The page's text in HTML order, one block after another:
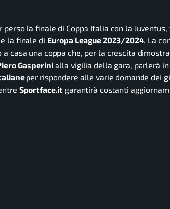
la finale di Coppa Italia con la Juventus,
la finale di Europa League 2023/2024 . La
casa una coppa che, per la crescita
Gasperini alla vigilia della gara, parlerà in
per rispondere alle varie domande dei
Sportface.it garantirà costanti